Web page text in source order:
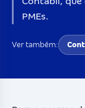
PMEs.
Ver também: